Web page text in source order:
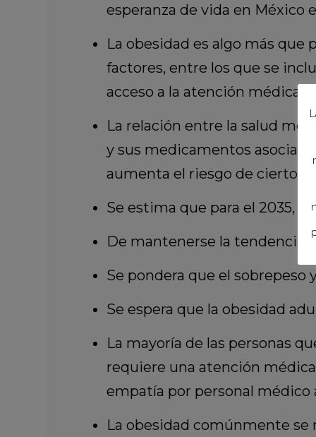
esperanza de vida en México
La obesidad es algo más que
factores, entre los que se
acceso a la atención médica y
La relación entre la salud
y sus medicamentos
aumenta el riesgo de ciertos
Se estima que para el 2035,
De mantenerse la tendencia,
Se pondera que el sobrepeso
Se espera que la obesidad
La mayoría de las personas
requiere una atención
empatía por personal
La obesidad comúnmente se